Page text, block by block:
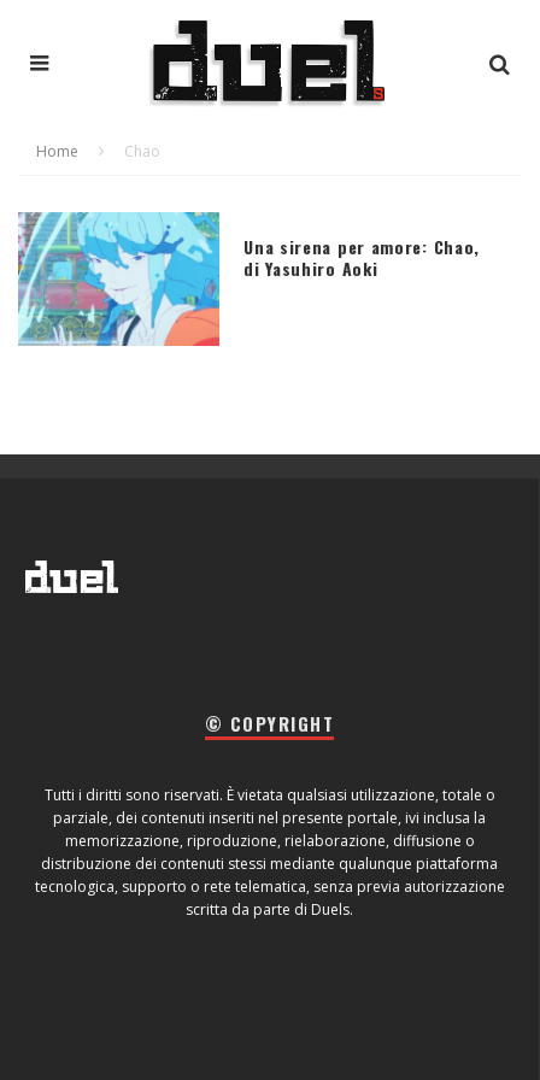
Home Chao
Una sirena per amore: Chao,
di Yasuhiro Aoki
© COPYRIGHT
Tutti i diritti sono riservati. È vietata qualsiasi utilizzazione, totale o
parziale, dei contenuti inseriti nel presente portale, ivi inclusa la
memorizzazione, riproduzione, rielaborazione, diffusione o
distribuzione dei contenuti stessi mediante qualunque piattaforma
tecnologica, supporto o rete telematica, senza previa autorizzazione
scritta da parte di Duels.